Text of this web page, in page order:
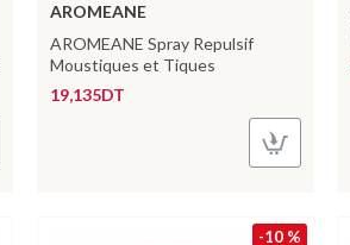
AROMEANE
AROMEANE Spray Repulsif
Moustiques et Tiques
19,135DT
-10 %